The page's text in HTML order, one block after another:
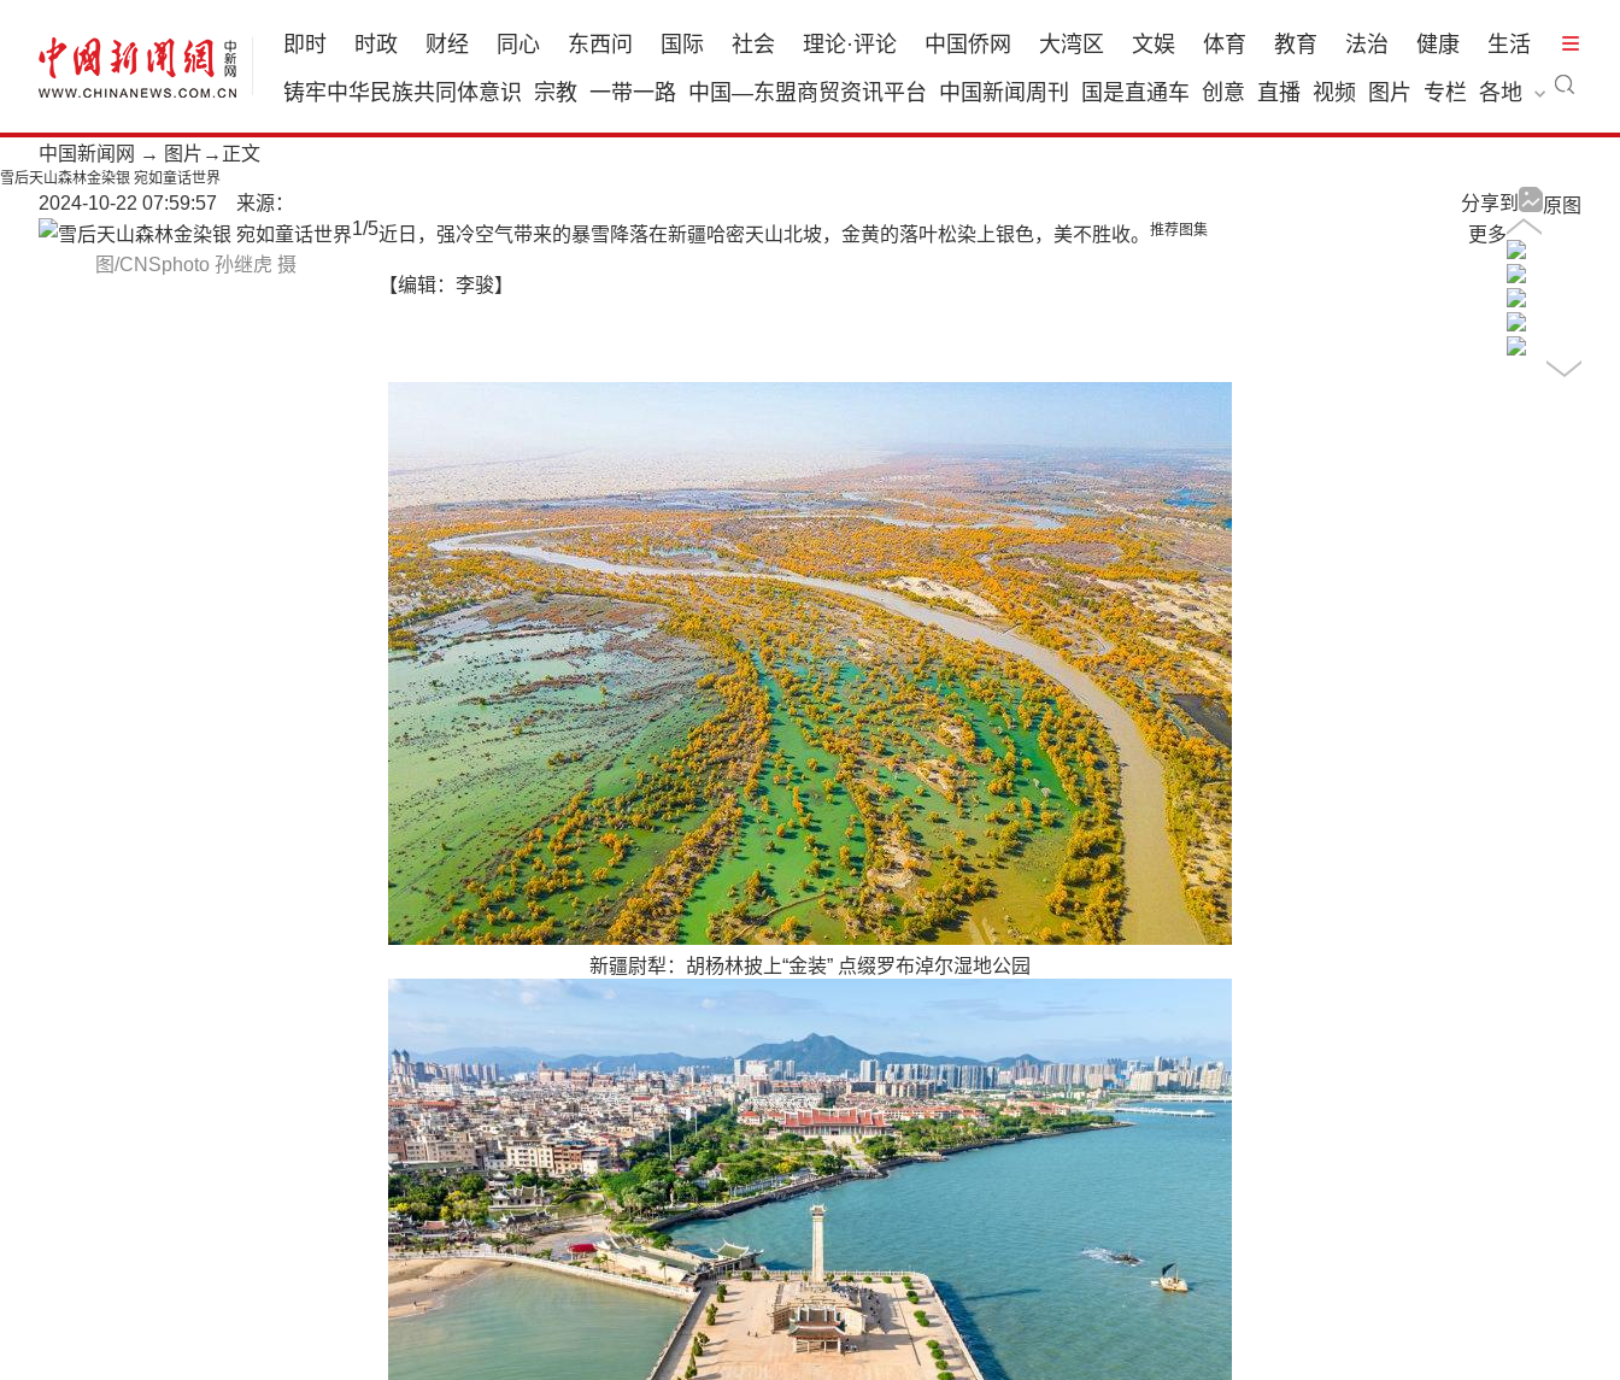
即时 时政 财经 同心 东西问 国际 社会 理论·评论 中国侨网 大湾区 文娱 体育 教育 法治 健康
生活
铸牢中华民族共同体意识 宗教 一带一路 中国—东盟商贸资讯平台 中国新闻周刊 国是直通车 创意 直播 视频 图片 专栏 各地
中国新闻网 → 图片 →正文
雪后天山森林金染银 宛如童话世界
2024-10-22 07:59:57 来源： 原图
分享到
图/CNSphoto 孙继虎 摄
1/5近日，强冷空气带来的暴雪降落在新疆哈密天山北坡，金黄的落叶松染上银色，美不胜收。
【编辑：李骏】
推荐图集 更多
新疆尉犁：胡杨林披上“金装” 点缀罗布淖尔湿地公园